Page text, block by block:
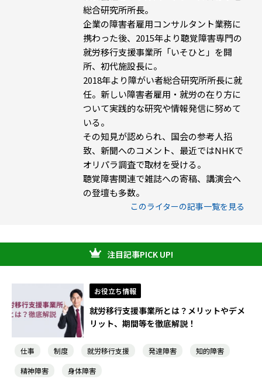
総合研究所所長。
企業の障害者雇用コンサルタント業務に
携わった後、2015年より聴覚障害専門の
就労移行支援事業所「いそひと」を開
所、初代施設長に。
2018年より障がい者総合研究所所長に就
任。新しい障害者雇用・就労の在り方に
ついて実践的な研究や情報発信に努めて
いる。
その知見が認められ、国会の参考人招
致、新聞へのコメント、最近ではNHKで
オリパラ調査で取材を受ける。
聴覚障害関連で雑誌への寄稿、講演会へ
の登壇も多数。
このライターの記事一覧を見る
注目記事PICK UP!
お役立ち情報
就労移行支援事業所とは？メリットやデメ
リット、期間等を徹底解説！
仕事 制度 就労移行支援 発達障害
知的障害
精神障害
身体障害